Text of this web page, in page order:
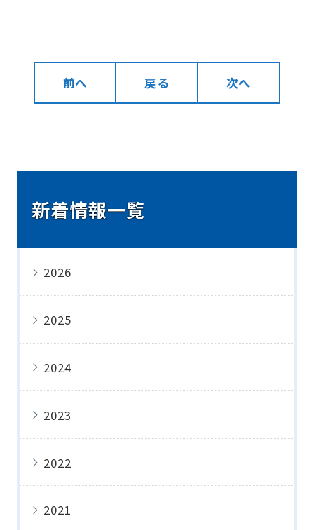
前へ 戻る 次へ
新着情報一覧
2026
2025
2024
2023
2022
2021